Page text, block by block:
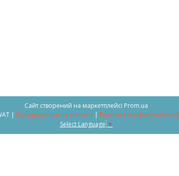
Сайт створений на маркетплейсі Prom.ua
KWAT | Поскаржитися на контент | Політика конфіденційності
Select Language ▼